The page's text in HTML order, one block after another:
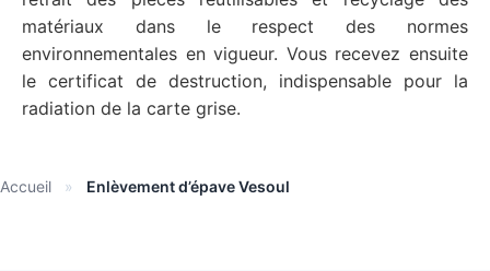
matériaux dans le respect des normes
environnementales en vigueur. Vous recevez ensuite
le certificat de destruction, indispensable pour la
radiation de la carte grise.
Accueil » Enlèvement d’épave Vesoul